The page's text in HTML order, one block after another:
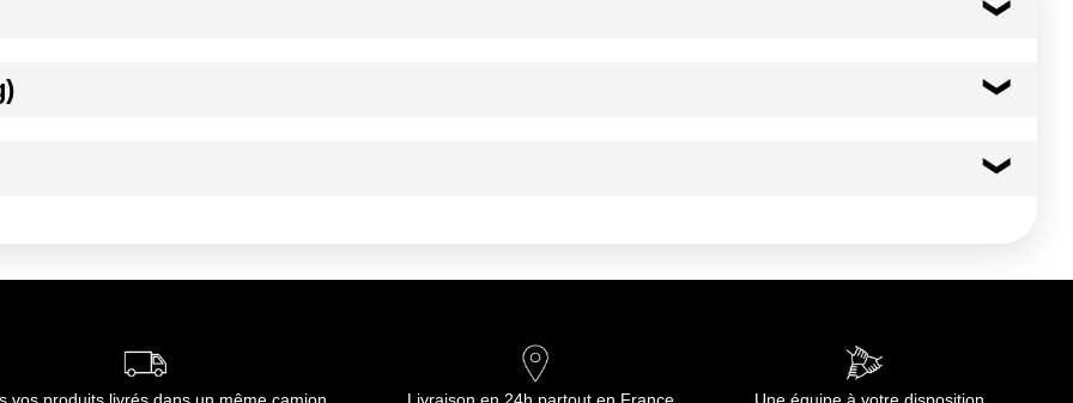
de Transgourmet Opérations
vos produits livrés dans un même camion Livraison en 24h partout en France Une équipe à votre disposition